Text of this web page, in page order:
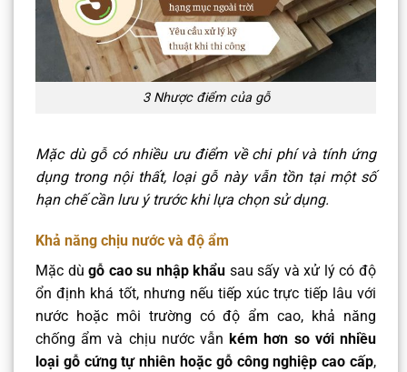
3 Nhược điểm của gỗ
Mặc dù gỗ có nhiều ưu điểm về chi phí và tính ứng
dụng trong nội thất, loại gỗ này vẫn tồn tại một số
hạn chế cần lưu ý trước khi lựa chọn sử dụng.
Khả năng chịu nước và độ ẩm
Mặc dù gỗ cao su nhập khẩu sau sấy và xử lý có độ
ổn định khá tốt, nhưng nếu tiếp xúc trực tiếp lâu với
nước hoặc môi trường có độ ẩm cao, khả năng
chống ẩm và chịu nước vẫn kém hơn so với nhiều
loại gỗ cứng tự nhiên hoặc gỗ công nghiệp cao cấp,